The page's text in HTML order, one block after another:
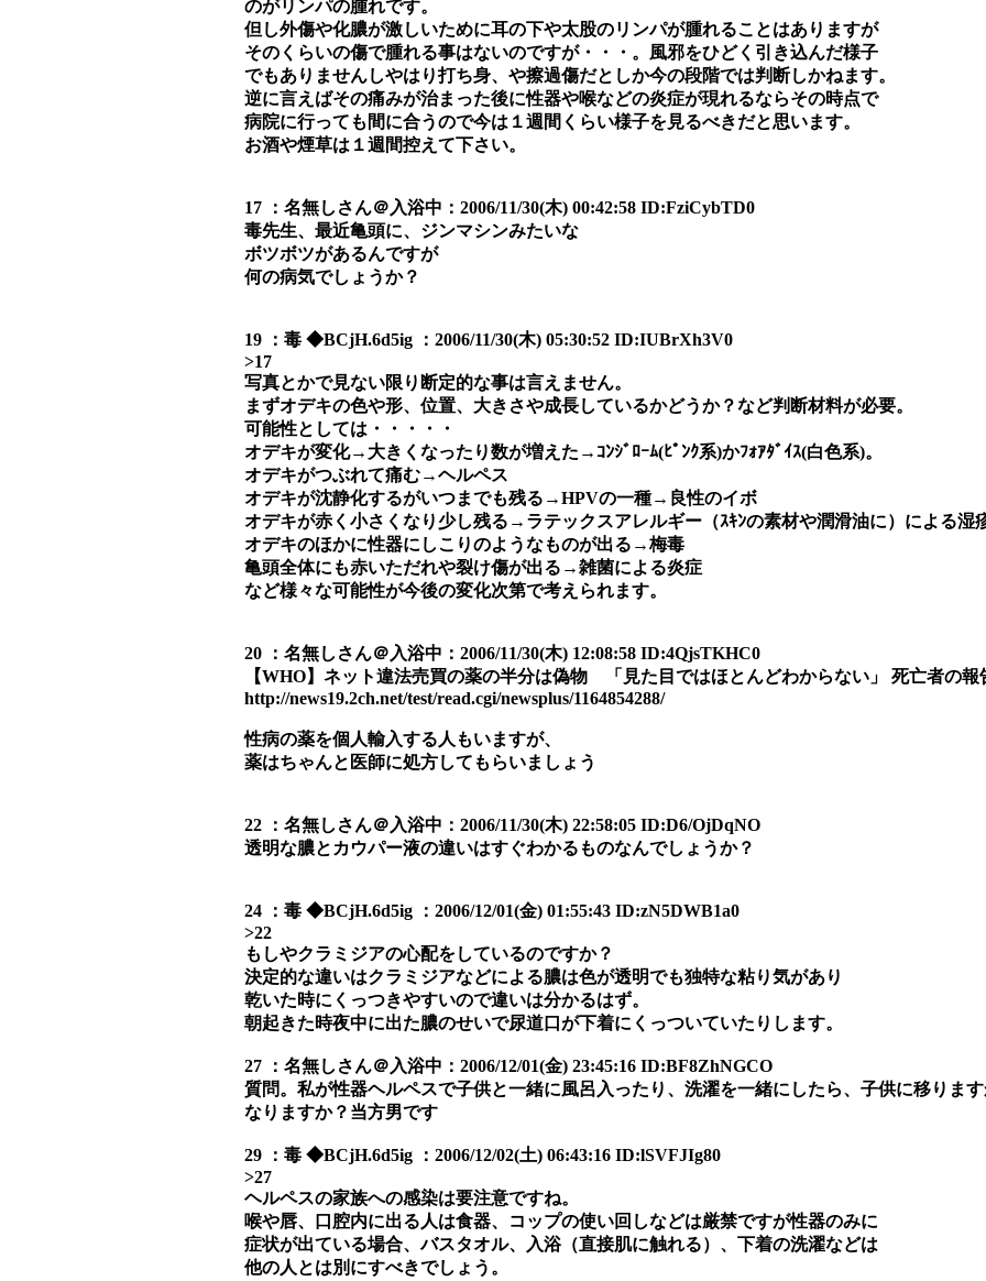
のがリンパの腫れです。
但し外傷や化膿が激しいために耳の下や太股のリンパが腫れることはありますが
そのくらいの傷で腫れる事はないのですが・・・。風邪をひどく引き込んだ様子
でもありませんしやはり打ち身、や擦過傷だとしか今の段階では判断しかねます。
逆に言えばその痛みが治まった後に性器や喉などの炎症が現れるならその時点で
病院に行っても間に合うので今は１週間くらい様子を見るべきだと思います。
お酒や煙草は１週間控えて下さい。
17 ：名無しさん＠入浴中：2006/11/30(木) 00:42:58 ID:FziCybTD0
毒先生、最近亀頭に、ジンマシンみたいな
ボツボツがあるんですが
何の病気でしょうか？
19 ：毒 ◆BCjH.6d5ig ：2006/11/30(木) 05:30:52 ID:IUBrXh3V0
>17
写真とかで見ない限り断定的な事は言えません。
まずオデキの色や形、位置、大きさや成長しているかどうか？など判断材料が必要。
可能性としては・・・・・
オデキが変化→大きくなったり数が増えた→ｺﾝｼﾞﾛｰﾑ(ﾋﾟﾝｸ系)かﾌｫｱﾀﾞｲｽ(白色系)。
オデキがつぶれて痛む→ヘルペス
オデキが沈静化するがいつまでも残る→HPVの一種→良性のイボ
オデキが赤く小さくなり少し残る→ラテックスアレルギー（ｽｷﾝの素材や潤滑油に）による湿
オデキのほかに性器にしこりのようなものが出る→梅毒
亀頭全体にも赤いただれや裂け傷が出る→雑菌による炎症
など様々な可能性が今後の変化次第で考えられます。
20 ：名無しさん＠入浴中：2006/11/30(木) 12:08:58 ID:4QjsTKHC0
【WHO】ネット違法売買の薬の半分は偽物 「見た目ではほとんどわからない」 死亡者の報
http://news19.2ch.net/test/read.cgi/newsplus/1164854288/
性病の薬を個人輸入する人もいますが、
薬はちゃんと医師に処方してもらいましょう
22 ：名無しさん＠入浴中：2006/11/30(木) 22:58:05 ID:D6/OjDqNO
透明な膿とカウパー液の違いはすぐわかるものなんでしょうか？
24 ：毒 ◆BCjH.6d5ig ：2006/12/01(金) 01:55:43 ID:zN5DWB1a0
>22
もしやクラミジアの心配をしているのですか？
決定的な違いはクラミジアなどによる膿は色が透明でも独特な粘り気があり
乾いた時にくっつきやすいので違いは分かるはず。
朝起きた時夜中に出た膿のせいで尿道口が下着にくっついていたりします。
27 ：名無しさん＠入浴中：2006/12/01(金) 23:45:16 ID:BF8ZhNGCO
質問。私が性器ヘルペスで子供と一緒に風呂入ったり、洗濯を一緒にしたら、子供に移りま
なりますか？当方男です
29 ：毒 ◆BCjH.6d5ig ：2006/12/02(土) 06:43:16 ID:lSVFJIg80
>27
ヘルペスの家族への感染は要注意ですね。
喉や唇、口腔内に出る人は食器、コップの使い回しなどは厳禁ですが性器のみに
症状が出ている場合、バスタオル、入浴（直接肌に触れる）、下着の洗濯などは
他の人とは別にすべきでしょう。